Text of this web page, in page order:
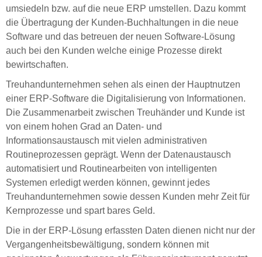
umsiedeln bzw. auf die neue ERP umstellen. Dazu kommt
die Übertragung der Kunden-Buchhaltungen in die neue
Software und das betreuen der neuen Software-Lösung
auch bei den Kunden welche einige Prozesse direkt
bewirtschaften.
Treuhandunternehmen sehen als einen der Hauptnutzen
einer ERP-Software die Digitalisierung von Informationen.
Die Zusammenarbeit zwischen Treuhänder und Kunde ist
von einem hohen Grad an Daten- und
Informationsaustausch mit vielen administrativen
Routineprozessen geprägt. Wenn der Datenaustausch
automatisiert und Routinearbeiten von intelligenten
Systemen erledigt werden können, gewinnt jedes
Treuhandunternehmen sowie dessen Kunden mehr Zeit für
Kernprozesse und spart bares Geld.
Die in der ERP-Lösung erfassten Daten dienen nicht nur der
Vergangenheitsbewältigung, sondern können mit